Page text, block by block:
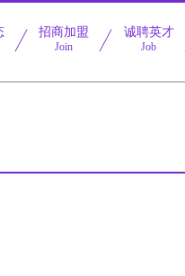
招商加盟
Join
诚聘英才
Job